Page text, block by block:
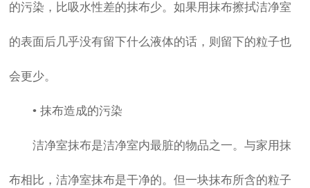
的污染，比吸水性差的抹布少。如果用抹布擦拭洁净室
的表面后几乎没有留下什么液体的话，则留下的粒子也
会更少。
• 抹布造成的污染
洁净室抹布是洁净室内最脏的物品之一。与家用抹
布相比，洁净室抹布是干净的。但一块抹布所含的粒子